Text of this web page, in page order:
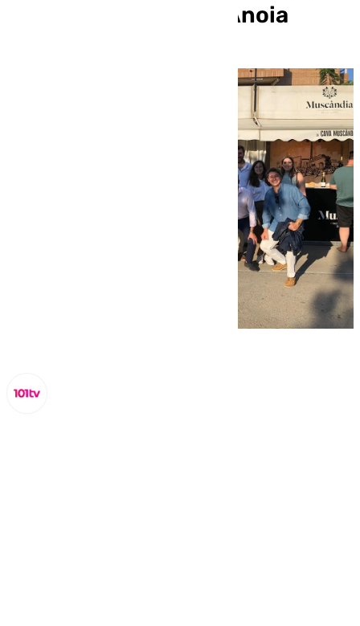
con Sant Sadurni D´Anoia